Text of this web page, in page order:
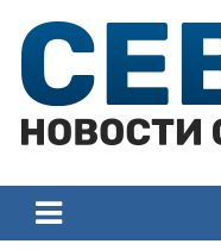
content
Севастополя
Севастополя